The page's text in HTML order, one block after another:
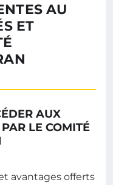
AU
ET
AUX
LE COMITÉ
avantages offerts